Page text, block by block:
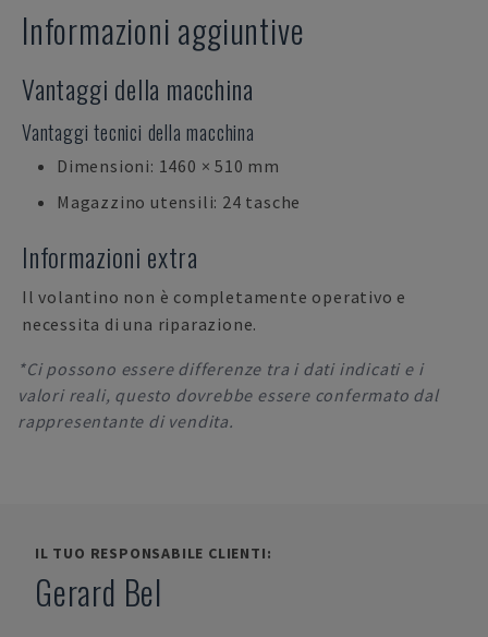
Informazioni aggiuntive
Vantaggi della macchina
Vantaggi tecnici della macchina
Dimensioni: 1460 × 510 mm
Magazzino utensili: 24 tasche
Informazioni extra
Il volantino non è completamente operativo e
necessita di una riparazione.
*Ci possono essere differenze tra i dati indicati e i
valori reali, questo dovrebbe essere confermato dal
rappresentante di vendita.
IL TUO RESPONSABILE CLIENTI:
Gerard Bel